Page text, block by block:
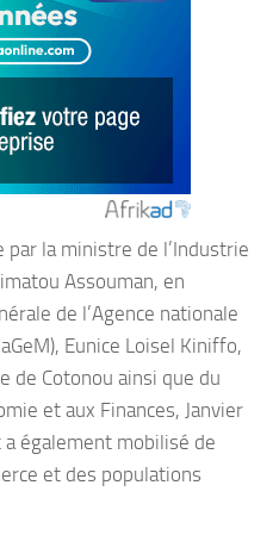
par la ministre de l’Industrie
Assouman, en
de l’Agence nationale
Eunice Loisel Kiniffo,
de Cotonou ainsi que du
et aux Finances, Janvier
a également mobilisé de
et des populations